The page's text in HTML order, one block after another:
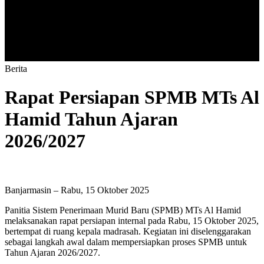
Berita
Rapat Persiapan SPMB MTs Al
Hamid Tahun Ajaran
2026/2027
Banjarmasin – Rabu, 15 Oktober 2025
Panitia Sistem Penerimaan Murid Baru (SPMB) MTs Al Hamid
melaksanakan rapat persiapan internal pada Rabu, 15 Oktober 2025,
bertempat di ruang kepala madrasah. Kegiatan ini diselenggarakan
sebagai langkah awal dalam mempersiapkan proses SPMB untuk
Tahun Ajaran 2026/2027.